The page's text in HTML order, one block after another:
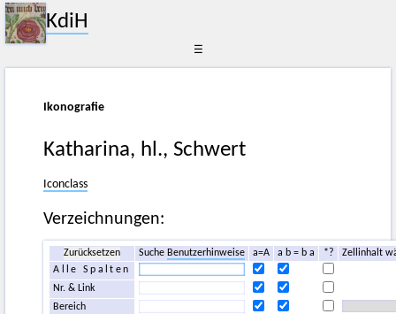
KdiH
☰
Ikonografie
Katharina, hl., Schwert
Iconclass
Verzeichnungen:
Zurücksetzen Suche Benutzerhinweise a=A a b = b a *?
Zellinhalt
Alle Spalten
Nr. & Link
Bereich